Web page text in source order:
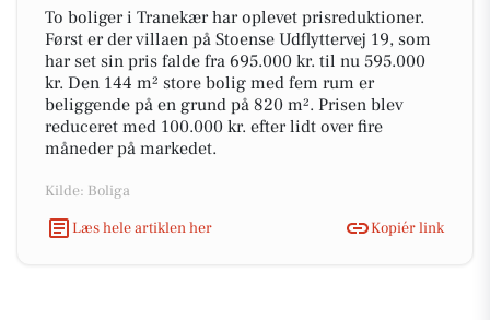
To boliger i Tranekær har oplevet prisreduktioner.
Først er der villaen på Stoense Udflyttervej 19, som
har set sin pris falde fra 695.000 kr. til nu 595.000
kr. Den 144 m² store bolig med fem rum er
beliggende på en grund på 820 m². Prisen blev
reduceret med 100.000 kr. efter lidt over fire
måneder på markedet.
Kilde: Boliga
Læs hele artiklen her
Kopiér link